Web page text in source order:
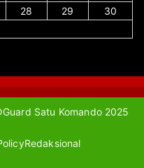
28 29
30
Satu Komando 2025
Redaksional